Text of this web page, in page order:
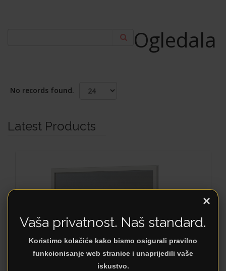
Ogledala
No records found.
Latest Products
×
Vaša privatnost. Naš standard.
Koristimo kolačiće kako bismo osigurali pravilno
funkcionisanje web stranice i unaprijedili vaše
iskustvo.